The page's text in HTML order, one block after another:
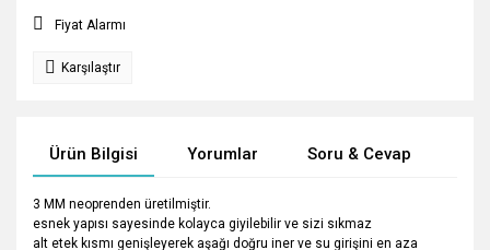
Fiyat Alarmı
Karşılaştır
Ürün Bilgisi Yorumlar Soru & Cevap
3 MM neoprenden üretilmiştir.
esnek yapısı sayesinde kolayca giyilebilir ve sizi sıkmaz
alt etek kısmı genişleyerek aşağı doğru iner ve su girişini en aza